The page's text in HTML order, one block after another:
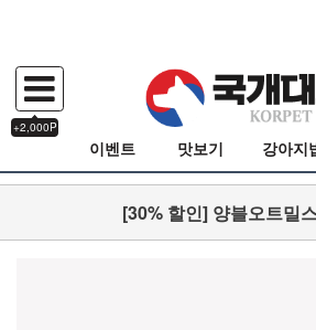
+2,000P
이벤트 맛보기 강아지
[30% 할인] 양블오트밀